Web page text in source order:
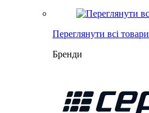
Переглянути всі товари
Бренди